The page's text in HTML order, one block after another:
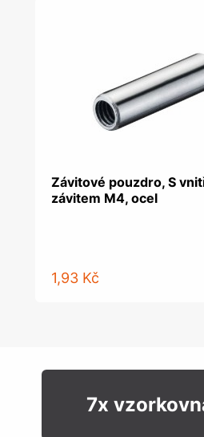
Závitové pouzdro, S
závitem M4, ocel
1,93 Kč
7x